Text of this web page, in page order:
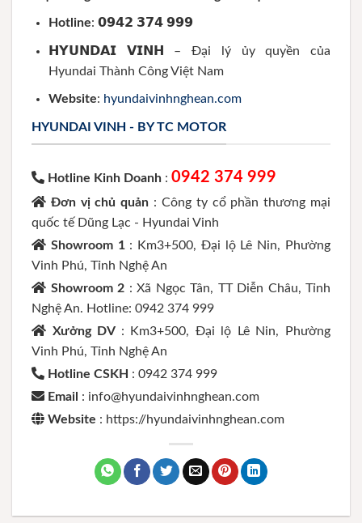
Hotline: 𝟬𝟵𝟰𝟮 𝟯𝟳𝟰 𝟵𝟵𝟵
𝗛𝗬𝗨𝗡𝗗𝗔𝗜 𝗩𝗜𝗡𝗛
– Đại lý ủy quyền của
Hyundai Thành Công Việt Nam
Website: hyundaivinhnghean.com
HYUNDAI VINH - BY TC MOTOR
Hotline Kinh Doanh : 0942 374 999
Đơn vị chủ quản : Công ty cổ phần thương mại
quốc tế Dũng Lạc - Hyundai Vinh
Showroom 1 : Km3+500, Đại lộ Lê Nin, Phường
Vinh Phú, Tỉnh Nghệ An
Showroom 2 : Xã Ngọc Tân, TT Diễn Châu, Tỉnh
Nghệ An. Hotline: 0942 374 999
Xưởng DV : Km3+500, Đại lộ Lê Nin, Phường
Vinh Phú, Tỉnh Nghệ An
Hotline CSKH : 0942 374 999
Email : info@hyundaivinhnghean.com
Website : https://hyundaivinhnghean.com